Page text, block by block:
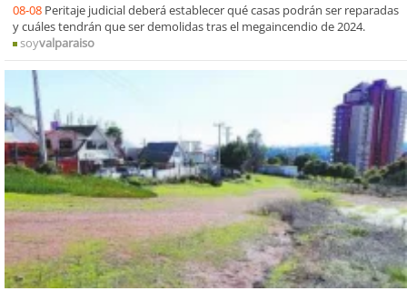
08-08 Peritaje judicial deberá establecer qué casas podrán ser reparadas
y cuáles tendrán que ser demolidas tras el megaincendio de 2024.
soyvalparaiso